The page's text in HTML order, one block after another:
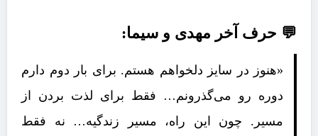
💬 حرف آخر مهدی و سیما:
«هنوز در سایز دلخواهم هستم. برای بار دوم دارم
دوره رو می‌گذرونم… فقط برای لذت بردن از
مسیر. چون این راه، مسیر زندگیه… نه فقط